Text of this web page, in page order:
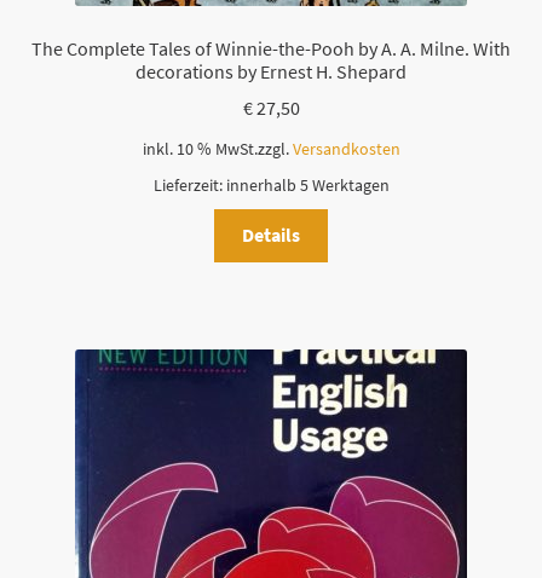
The Complete Tales of Winnie-the-Pooh by A. A. Milne. With
decorations by Ernest H. Shepard
€27,50
inkl. 10 % MwSt.zzgl.Versandkosten
Lieferzeit: innerhalb 5 Werktagen
Details